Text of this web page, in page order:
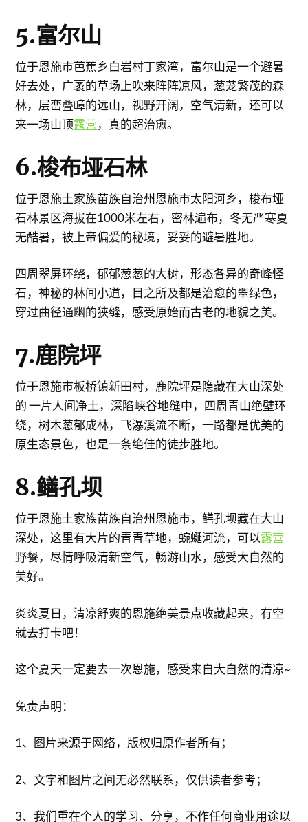
5.富尔山
位于恩施市芭蕉乡白岩村丁家湾，富尔山是一个避暑
好去处，广袤的草场上吹来阵阵凉风，葱茏繁茂的森
林，层峦叠嶂的远山，视野开阔，空气清新，还可以
来一场山顶露营，真的超治愈。
6.梭布垭石林
位于恩施土家族苗族自治州恩施市太阳河乡，梭布垭
石林景区海拔在1000米左右，密林遍布，冬无严寒夏
无酷暑，被上帝偏爱的秘境，妥妥的避暑胜地。
四周翠屏环绕，郁郁葱葱的大树，形态各异的奇峰怪
石，神秘的林间小道，目之所及都是治愈的翠绿色，
穿过曲径通幽的狭缝，感受原始而古老的地貌之美。
7.鹿院坪
位于恩施市板桥镇新田村，鹿院坪是隐藏在大山深处
的 一片人间净土，深陷峡谷地缝中，四周青山绝壁环
绕，树木葱郁成林，飞瀑溪流不断，一路都是优美的
原生态景色，也是一条绝佳的徒步胜地。
8.鳝孔坝
位于恩施土家族苗族自治州恩施市，鳝孔坝藏在大山
深处，这里有大片的青青草地，蜿蜒河流，可以露营
野餐，尽情呼吸清新空气，畅游山水，感受大自然的
美好。
炎炎夏日，清凉舒爽的恩施绝美景点收藏起来，有空
就去打卡吧！
这个夏天一定要去一次恩施，感受来自大自然的清凉~
免责声明：
1、图片来源于网络，版权归原作者所有；
2、文字和图片之间无必然联系，仅供读者参考；
3、我们重在个人的学习、分享，不作任何商业用途以